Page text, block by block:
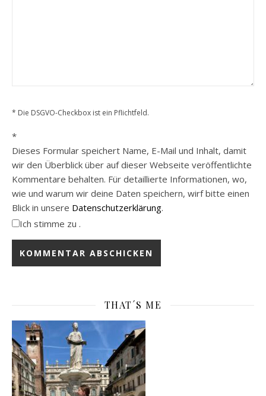
* Die DSGVO-Checkbox ist ein Pflichtfeld.
*
Dieses Formular speichert Name, E-Mail und Inhalt, damit
wir den Überblick über auf dieser Webseite veröffentlichte
Kommentare behalten. Für detaillierte Informationen, wo,
wie und warum wir deine Daten speichern, wirf bitte einen
Blick in unsere Datenschutzerklärung.
Ich stimme zu .
THAT´S ME